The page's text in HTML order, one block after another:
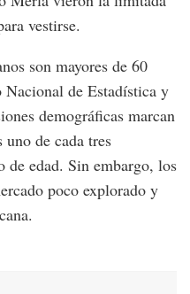
vestirse.
son mayores de 60
de Estadística y
demográficas marcan
uno de cada tres
de edad. Sin embargo, los
poco explorado y